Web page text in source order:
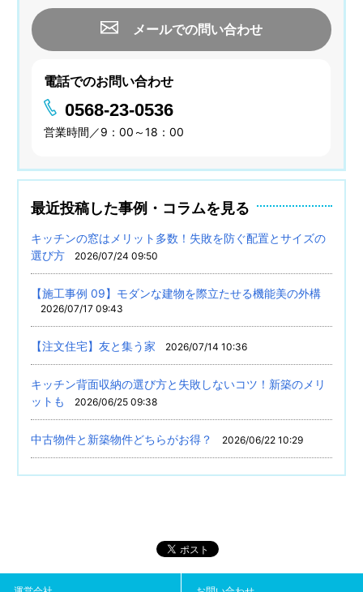
メールでの問い合わせ
電話でのお問い合わせ
0568-23-0536
営業時間／9：00～18：00
最近投稿した事例・コラムを見る
キッチンの窓はメリット多数！失敗を防ぐ配置とサイズの
選び方
2026/07/24 09:50
【施工事例 09】モダンな建物を際立たせる機能美の外構
2026/07/17 09:43
【注文住宅】友と集う家 2026/07/14 10:36
キッチン背面収納の選び方と失敗しないコツ！新築のメリ
ットも
2026/06/25 09:38
中古物件と新築物件どちらがお得？ 2026/06/22 10:29